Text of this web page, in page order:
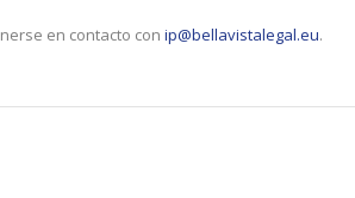
en contacto con ip@bellavistalegal.eu.